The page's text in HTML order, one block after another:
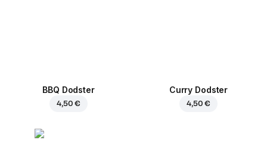
BBQ Dodster
4,50 €
Curry Dodster
4,50 €